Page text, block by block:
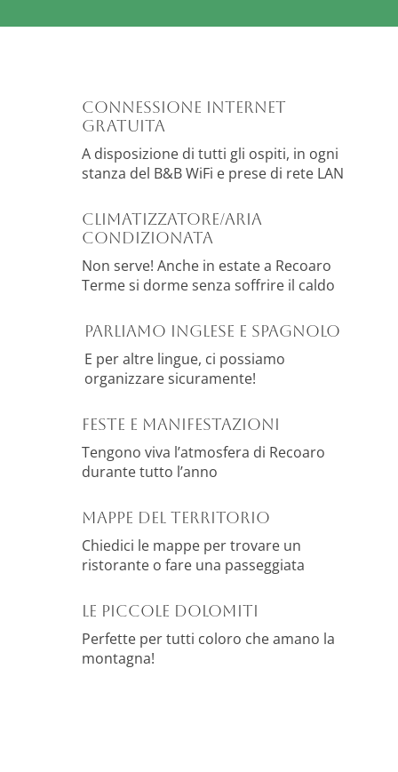
Connessione Internet
gratuita
A disposizione di tutti gli ospiti, in ogni
stanza del B&B WiFi e prese di rete LAN
Climatizzatore/Aria
condizionata
Non serve! Anche in estate a Recoaro
Terme si dorme senza soffrire il caldo
Parliamo inglese e spagnolo
E per altre lingue, ci possiamo
organizzare sicuramente!
Feste e manifestazioni
Tengono viva l’atmosfera di Recoaro
durante tutto l’anno
MAPPE DEL TERRITORIO
Chiedici le mappe per trovare un
ristorante o fare una passeggiata
Le Piccole Dolomiti
Perfette per tutti coloro che amano la
montagna!